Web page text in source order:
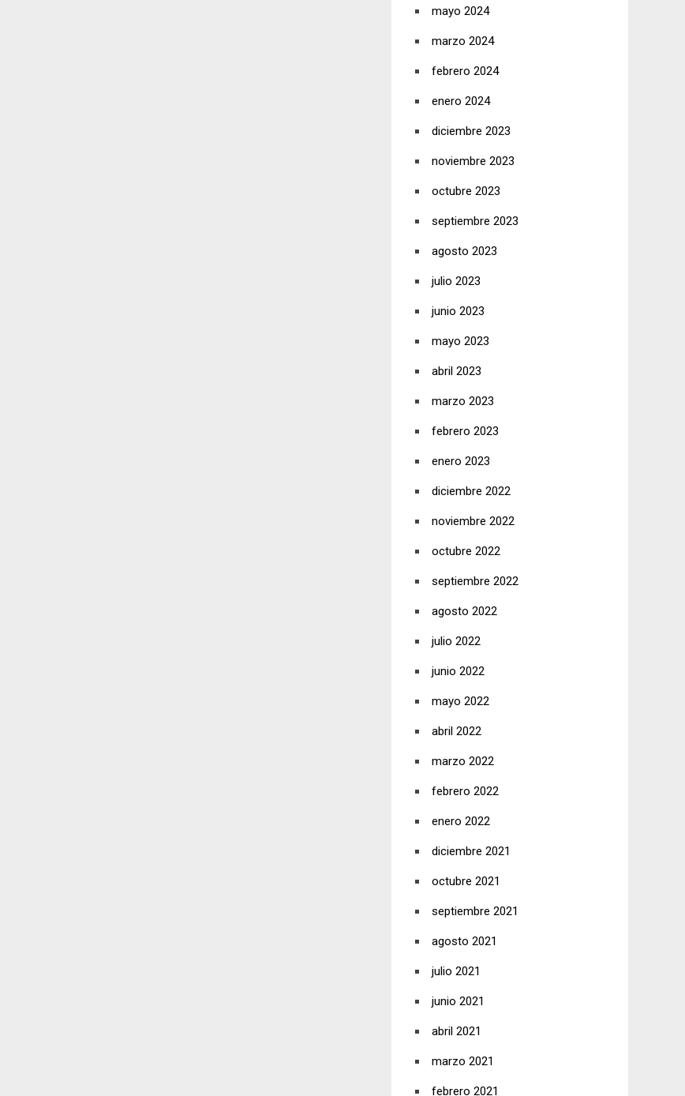
mayo 2024
marzo 2024
febrero 2024
enero 2024
diciembre 2023
noviembre 2023
octubre 2023
septiembre 2023
agosto 2023
julio 2023
junio 2023
mayo 2023
abril 2023
marzo 2023
febrero 2023
enero 2023
diciembre 2022
noviembre 2022
octubre 2022
septiembre 2022
agosto 2022
julio 2022
junio 2022
mayo 2022
abril 2022
marzo 2022
febrero 2022
enero 2022
diciembre 2021
octubre 2021
septiembre 2021
agosto 2021
julio 2021
junio 2021
abril 2021
marzo 2021
febrero 2021